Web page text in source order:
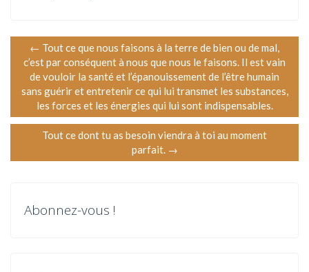
N
v
i
g
← Tout ce que nous faisons à la terre de bien ou de mal,
c’est par conséquent à nous que nous le faisons. Il est vain
de vouloir la santé et l’épanouissement de l’être humain
sans guérir et entretenir ce qui lui transmet les substances,
les forces et les énergies qui lui sont indispensables.
Tout ce dont tu as besoin viendra à toi au moment
parfait. →
Abonnez-vous !